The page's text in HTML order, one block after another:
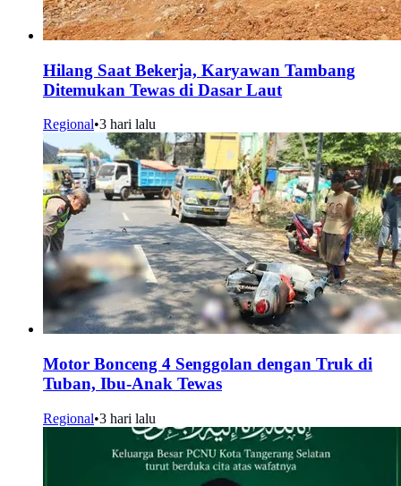
Hilang Saat Bekerja, Karyawan Tambang
Ditemukan Tewas di Dasar Laut
Regional•3 hari lalu
Motor Bonceng 4 Senggolan dengan Truk di
Tuban, Ibu-Anak Tewas
Regional•3 hari lalu